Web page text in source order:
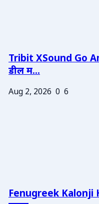
Tribit XSound Go
डील म...
Aug 2, 2026 0 6
Fenugreek Kalonji